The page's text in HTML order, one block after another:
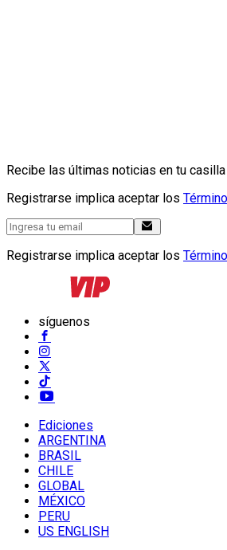
Recibe las últimas noticias en tu
Registrarse implica aceptar los
Registrarse implica aceptar los
síguenos
Ediciones
ARGENTINA
BRASIL
CHILE
GLOBAL
MÉXICO
PERU
US ENGLISH